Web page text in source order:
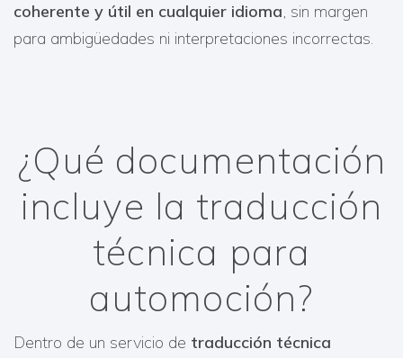
coherente y útil en cualquier idioma, sin margen
para ambigüedades ni interpretaciones incorrectas.
¿Qué documentación
incluye la traducción
técnica para
automoción?
Dentro de un servicio de traducción técnica